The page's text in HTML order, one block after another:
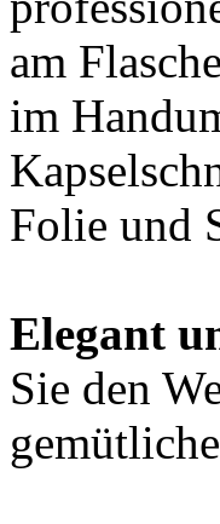
am
im
Folie und
Elegant
Sie den